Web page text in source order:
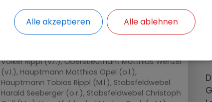
Volker Rippl (v.r.), Oberstleutnant Matthias Wenzel
(v.l.), Hauptmann Matthias Opel (o.l.),
Hauptmann Tobias Rippl (M.l.), Stabsfeldwebel
Harald Seeberger (o.r.), Stabsfeldwebel Christoph
Alle akzeptieren Alle ablehnen